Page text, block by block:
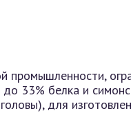
промышленности,
33% белка и
для